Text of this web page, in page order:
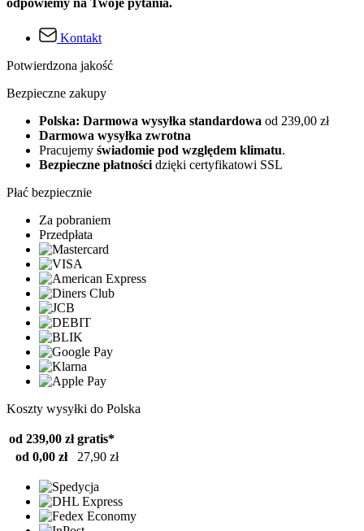
Kontakt
Potwierdzona jakość
Bezpieczne zakupy
Polska: Darmowa wysyłka standardowa od 239,00 zł
Darmowa wysyłka zwrotna
Pracujemy świadomie pod względem klimatu.
Bezpieczne płatności dzięki certyfikatowi SSL
Płać bezpiecznie
Za pobraniem
Przedpłata
Koszty wysyłki do Polska
od 239,00 zł gratis*
od 0,00 zł
27,90 zł